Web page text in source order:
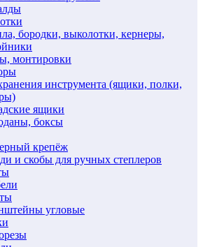
бородки, выколотки, кернеры,
монтировки
инструмента (ящики, полки,
ящики
боксы
крепёж
и скобы для ручных степлеров
угловые